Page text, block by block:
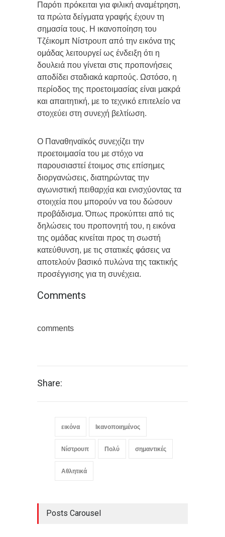
Παρότι πρόκειται για φιλική αναμέτρηση,
τα πρώτα δείγματα γραφής έχουν τη
σημασία τους. Η ικανοποίηση του
Τζέικομπ Νίστρουπ από την εικόνα της
ομάδας λειτουργεί ως ένδειξη ότι η
δουλειά που γίνεται στις προπονήσεις
αποδίδει σταδιακά καρπούς. Ωστόσο, η
περίοδος της προετοιμασίας είναι μακρά
και απαιτητική, με το τεχνικό επιτελείο να
στοχεύει στη συνεχή βελτίωση.
Ο Παναθηναϊκός συνεχίζει την
προετοιμασία του με στόχο να
παρουσιαστεί έτοιμος στις επίσημες
διοργανώσεις, διατηρώντας την
αγωνιστική πειθαρχία και ενισχύοντας τα
στοιχεία που μπορούν να του δώσουν
προβάδισμα. Όπως προκύπτει από τις
δηλώσεις του προπονητή του, η εικόνα
της ομάδας κινείται προς τη σωστή
κατεύθυνση, με τις στατικές φάσεις να
αποτελούν βασικό πυλώνα της τακτικής
προσέγγισης για τη συνέχεια.
Comments
comments
Share:
εικόνα Ικανοποιημένος
Νίστρουπ Πολύ σημαντικές
Αθλητικά
Posts Carousel